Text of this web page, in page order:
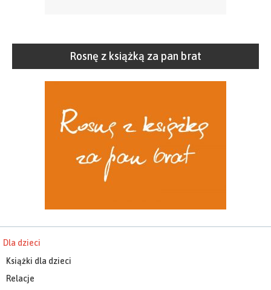
Rosnę z książką za pan brat
Dla dzieci
Książki dla dzieci
Relacje